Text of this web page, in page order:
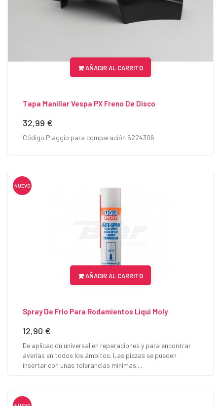
AÑADIR AL CARRITO
Tapa Manillar Vespa PX Freno De Disco
Precio
32,99 €
Código Piaggio para comparación 6224306
NUEVO
AÑADIR AL CARRITO
Spray De Frio Para Rodamientos Liqui Moly
Precio
12,90 €
De aplicación universal en reparaciones y para encontrar
averías en todos los ámbitos. Las piezas se pueden
insertar con unas tolerancias mínimas....